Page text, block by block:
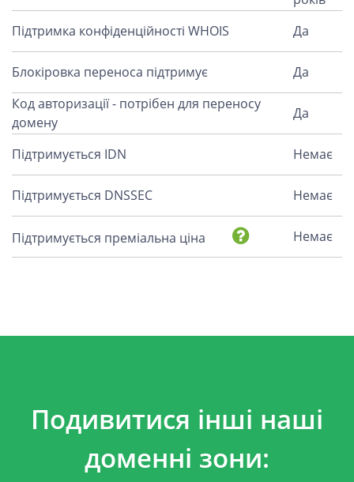
Підтримка конфіденційності WHOIS
Да
Блокіровка переноса підтримує
Да
Код авторизації - потрібен для переносу
домену
Да
Підтримується IDN Немає
Підтримується DNSSEC Немає
Підтримується преміальна ціна Немає
Подивитися інші наші
доменні зони: